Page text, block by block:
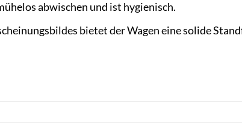
abwischen und ist hygienisch.
bietet der Wagen eine solide